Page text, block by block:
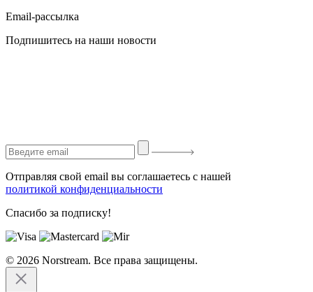
Email-рассылка
Подпишитесь на наши новости
Отправляя свой email вы соглашаетесь с нашей
политикой конфиденциальности
Спасибо за подписку!
© 2026 Norstream. Все права защищены.